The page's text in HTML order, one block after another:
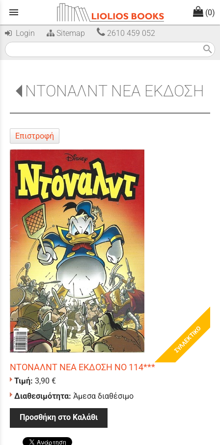
menu (0)
Login Sitemap 2610 459 052
search
ΝΤΟΝΑΛΝΤ ΝΕΑ ΕΚΔΟΣΗ
Επιστροφή
ΣΥΛΛΕΚΤΙΚΟ
ΝΤΟΝΑΛΝΤ ΝΕΑ ΕΚΔΟΣΗ ΝΟ 114***
Τιμή: 3,90 €
Διαθεσιμότητα: Άμεσα διαθέσιμο
Προσθήκη στο Καλάθι